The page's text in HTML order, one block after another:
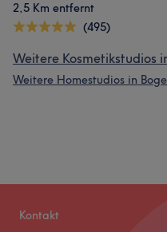
2,5 Km entfernt
(495)
Weitere Kosmetikstudios
Weitere Homestudios in
Kontakt